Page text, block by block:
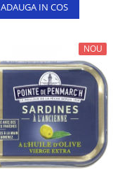
ADAUGA IN COS
NOU